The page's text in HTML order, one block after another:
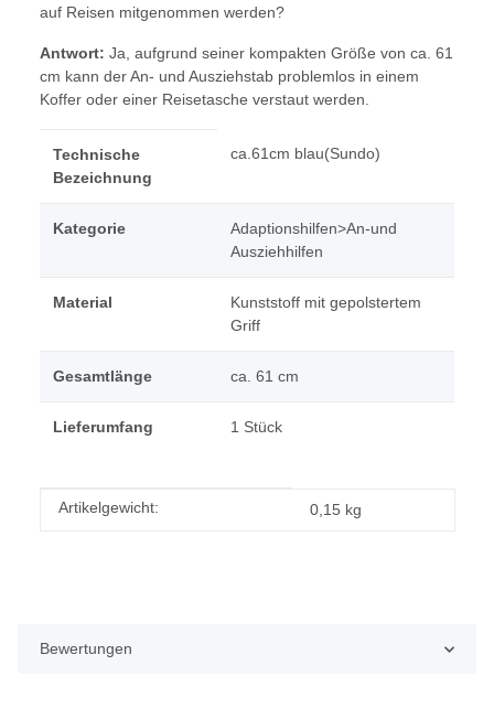
auf Reisen mitgenommen werden?
Antwort: Ja, aufgrund seiner kompakten Größe von ca. 61
cm kann der An- und Ausziehstab problemlos in einem
Koffer oder einer Reisetasche verstaut werden.
Technische
Bezeichnung
ca.61cm blau(Sundo)
Kategorie
Adaptionshilfen>An-und
Ausziehhilfen
Material
Kunststoff mit gepolstertem
Griff
Gesamtlänge ca. 61 cm
Lieferumfang 1 Stück
Produkteigenschaft
Wert
Artikelgewicht: 0,15 kg
Bewertungen